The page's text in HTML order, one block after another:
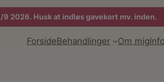
2026. Husk at indløs gavekort mv. inden.
ForsideBehandlinger Om migInfo